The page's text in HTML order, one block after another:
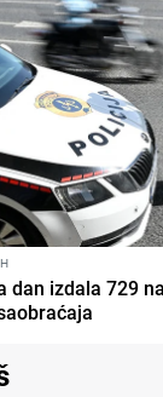
dan izdala 729